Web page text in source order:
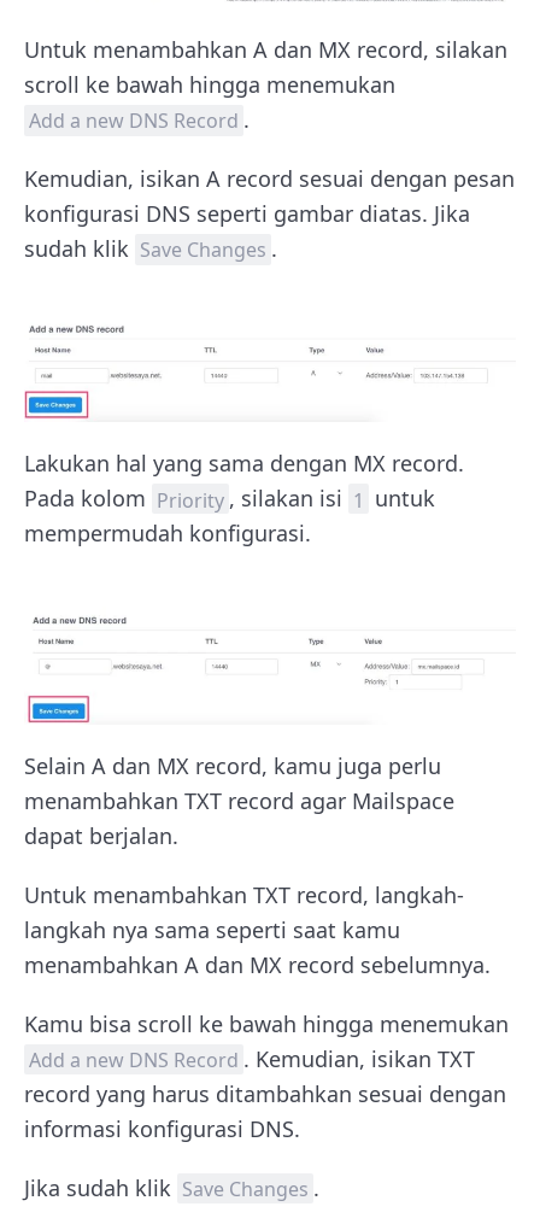
Untuk menambahkan A dan MX record, silakan
scroll ke bawah hingga menemukan
Add a new DNS Record .
Kemudian, isikan A record sesuai dengan pesan
konfigurasi DNS seperti gambar diatas. Jika
sudah klik Save Changes .
Lakukan hal yang sama dengan MX record.
Pada kolom Priority , silakan isi 1 untuk
mempermudah konfigurasi.
Selain A dan MX record, kamu juga perlu
menambahkan TXT record agar Mailspace
dapat berjalan.
Untuk menambahkan TXT record, langkah-
langkah nya sama seperti saat kamu
menambahkan A dan MX record sebelumnya.
Kamu bisa scroll ke bawah hingga menemukan
Add a new DNS Record . Kemudian, isikan TXT
record yang harus ditambahkan sesuai dengan
informasi konfigurasi DNS.
Jika sudah klik Save Changes .